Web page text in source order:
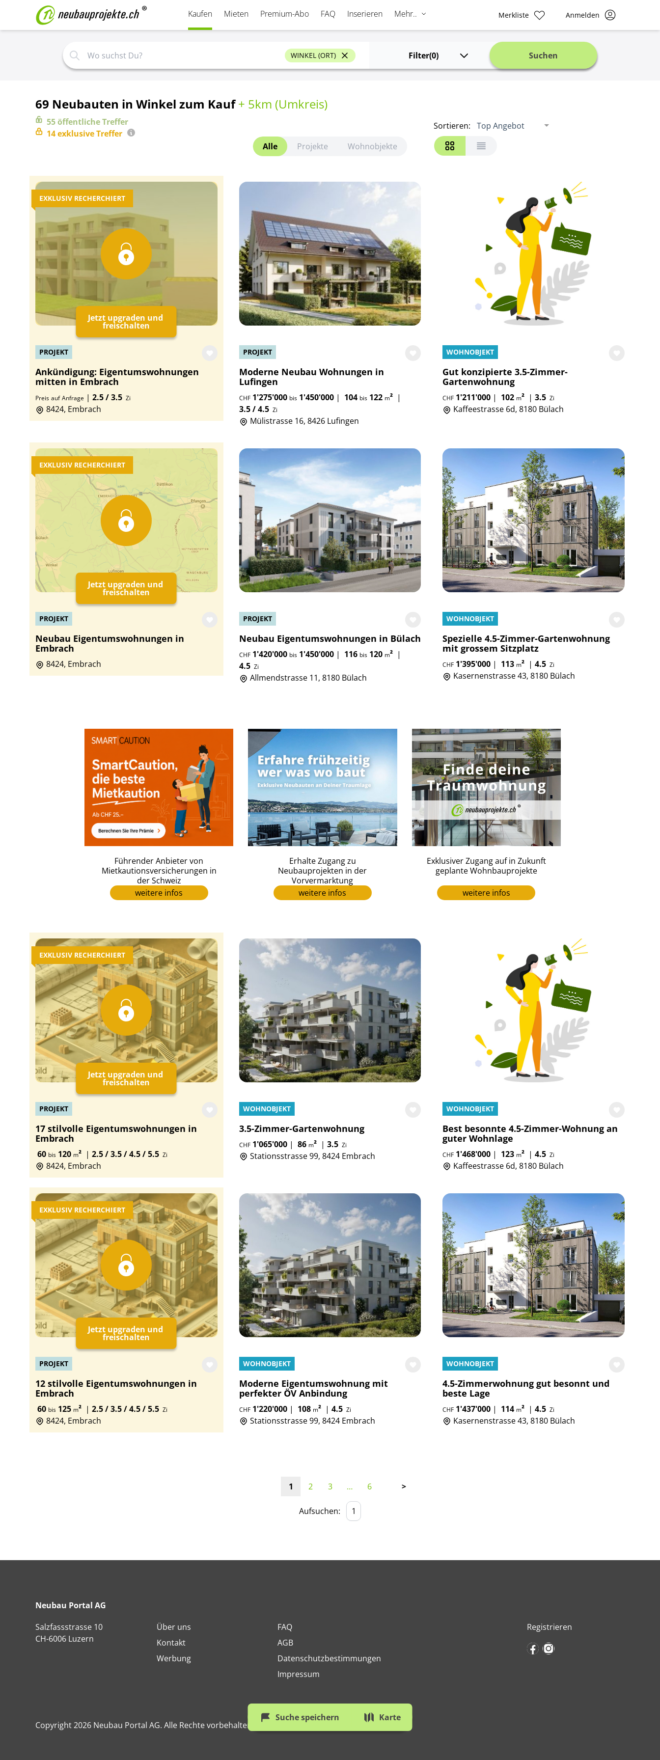
Kaufen Mieten Premium-Abo FAQ Inserieren Mehr.. Merkliste Anmelden
WINKEL (ORT) Filter(0) Suchen
69 Neubauten in Winkel zum Kauf+ 5km (Umkreis)
55öffentlicheTreffer
14exklusiveTreffer
Alle
Projekte Wohnobjekte
Sortieren: Top Angebot
EXKLUSIV RECHERCHIERT
Jetzt upgraden und
freischalten
PROJEKT
Ankündigung: Eigentumswohnungen
mitten in Embrach
Preis auf Anfrage | 2.5 / 3.5 Zi
8424, Embrach
PROJEKT
Moderne Neubau Wohnungen in
Lufingen
CHF1'275'000 bis1'450'000| 104 bis122 m² |
3.5 / 4.5 Zi
Mülistrasse 16, 8426 Lufingen
WOHNOBJEKT
Gut konzipierte 3.5-Zimmer-
Gartenwohnung
CHF 1'211'000 | 102 m² |3.5 Zi
Kaffeestrasse 6d, 8180 Bülach
EXKLUSIV RECHERCHIERT
Jetzt upgraden und
freischalten
PROJEKT
Neubau Eigentumswohnungen in
Embrach
8424, Embrach
PROJEKT
Neubau Eigentumswohnungen in Bülach
CHF1'420'000 bis1'450'000| 116 bis120 m² |
4.5 Zi
Allmendstrasse 11, 8180 Bülach
WOHNOBJEKT
Spezielle 4.5-Zimmer-Gartenwohnung
mit grossem Sitzplatz
CHF 1'395'000 | 113 m² |4.5 Zi
Kasernenstrasse 43, 8180 Bülach
Führender Anbieter von
Mietkautionsversicherungen in
der Schweiz
weitere infos
Erhalte Zugang zu
Neubauprojekten in der
Vorvermarktung
weitere infos
Exklusiver Zugang auf in Zukunft
geplante Wohnbauprojekte
weitere infos
EXKLUSIV RECHERCHIERT
Jetzt upgraden und
freischalten
PROJEKT
17 stilvolle Eigentumswohnungen in
Embrach
60 bis 120 m² | 2.5 / 3.5 / 4.5 / 5.5 Zi
8424, Embrach
WOHNOBJEKT
3.5-Zimmer-Gartenwohnung
CHF1'065'000| 86 m² | 3.5 Zi
Stationsstrasse 99, 8424 Embrach
WOHNOBJEKT
Best besonnte 4.5-Zimmer-Wohnung an
guter Wohnlage
CHF 1'468'000 | 123 m² |4.5 Zi
Kaffeestrasse 6d, 8180 Bülach
EXKLUSIV RECHERCHIERT
Jetzt upgraden und
freischalten
PROJEKT
12 stilvolle Eigentumswohnungen in
Embrach
60 bis 125 m² | 2.5 / 3.5 / 4.5 / 5.5 Zi
8424, Embrach
WOHNOBJEKT
Moderne Eigentumswohnung mit
perfekter ÖV Anbindung
CHF1'220'000| 108 m² | 4.5 Zi
Stationsstrasse 99, 8424 Embrach
WOHNOBJEKT
4.5-Zimmerwohnung gut besonnt und
beste Lage
CHF 1'437'000 | 114 m² |4.5 Zi
Kasernenstrasse 43, 8180 Bülach
1 2 3 … 6 >
Aufsuchen:
Suche speichern Karte
Neubau Portal AG
Salzfassstrasse 10
CH-6006 Luzern
Über uns
Kontakt
Werbung
FAQ
AGB
Datenschutzbestimmungen
Impressum
Registrieren
Copyright 2026 Neubau Portal AG. Alle Rechte vorbehalten.